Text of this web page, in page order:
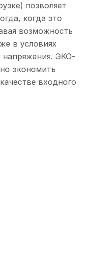
позволяет
когда это
возможность
в условиях
напряжения. ЭКО-
экономить
входного